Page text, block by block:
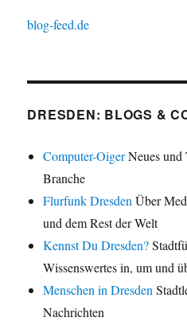
blog-feed.de
DRESDEN: BLOGS &
Computer-OigerNeues und
Branche
Flurfunk Dresden Über
und dem Rest der Welt
Kennst Du Dresden?
Wissenswertes in, um und
Menschen in Dresden
Nachrichten